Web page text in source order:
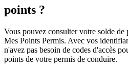
points ?
Vous pouvez consulter votre solde de
Mes Points Permis. Avec vos
n'avez pas besoin de codes d'accès
points de votre permis de conduire.